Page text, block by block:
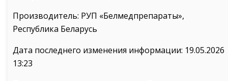
Производитель: РУП «Белмедпрепараты»,
Республика Беларусь
Дата последнего изменения информации: 19.05.2026
13:23